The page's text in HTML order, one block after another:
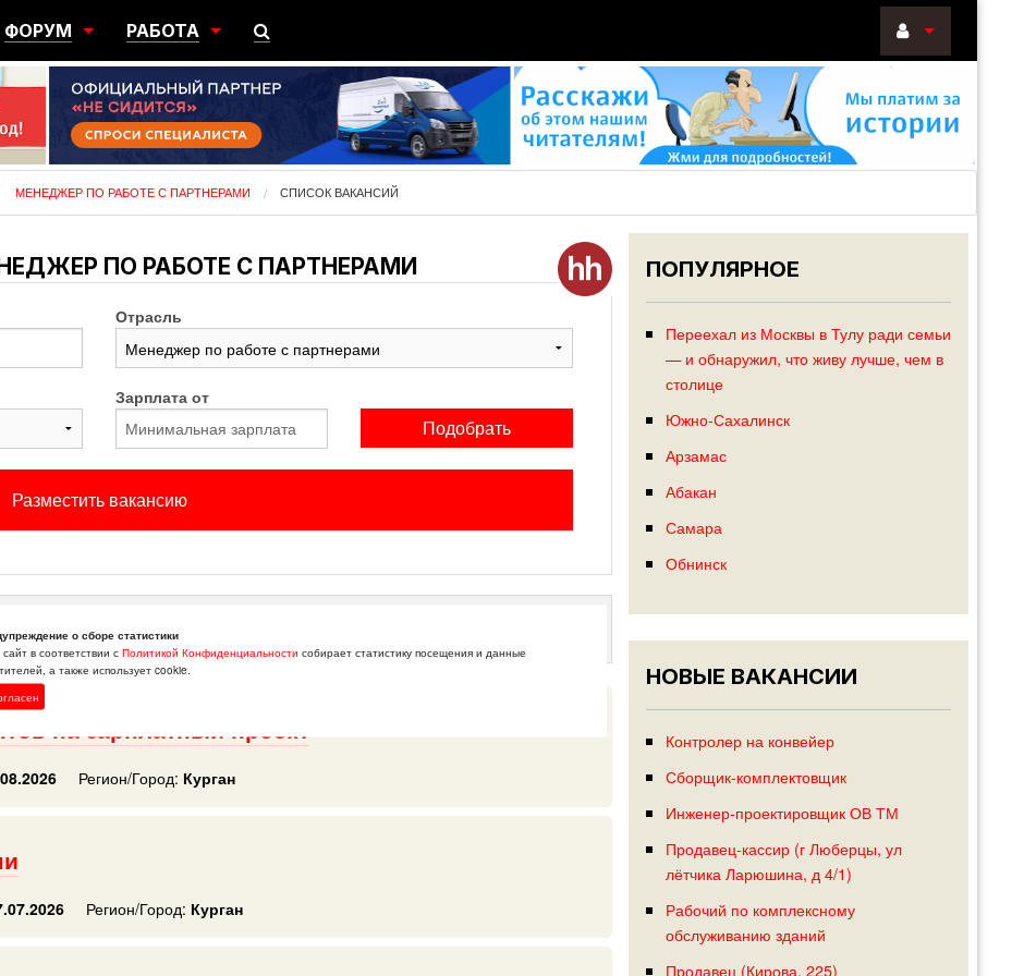
ФОРУМ
ЮЖНЫЙ
РАБОТА
ПОИСК РАБОТЫ
РАЗМЕСТИТЬ ВАКАНСИЮ
Войти
МЕНЕДЖЕР ПО РАБОТЕ С ПАРТНЕРАМИ СПИСОК ВАКАНСИЙ
ПО РАБОТЕ С ПАРТНЕРАМИ
Отрасль
Зарплата от
Подобрать
Разместить вакансию
на зарплатный проект
Регион/Город: Курган
Регион/Город: Курган
ПОПУЛЯРНОЕ
Переехал из Москвы в Тулу ради семьи
— и обнаружил, что живу лучше, чем в
столице
Южно-Сахалинск
Арзамас
Абакан
Самара
Обнинск
НОВЫЕ ВАКАНСИИ
Контролер на конвейер
Сборщик-комплектовщик
Инженер-проектировщик ОВ ТМ
Продавец-кассир (г Люберцы, ул
лётчика Ларюшина, д 4/1)
Рабочий по комплексному
обслуживанию зданий
Продавец (Кирова, 225)
о сборе статистики
в соответствии с Политикой Конфиденциальности собирает статистику посещения и данные
а также использует cookie.